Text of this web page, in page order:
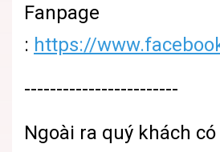
Fanpage
: https://
------------------------
Ngoài ra quý khách